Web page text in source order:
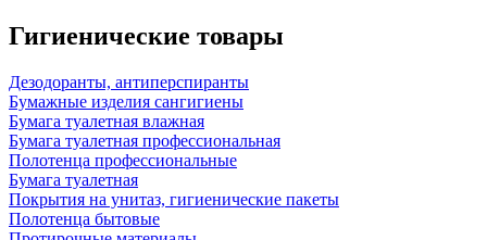
Гигиенические товары
Дезодоранты, антиперспиранты
Бумажные изделия сангигиены
Бумага туалетная влажная
Бумага туалетная профессиональная
Полотенца профессиональные
Бумага туалетная
Покрытия на унитаз, гигиенические пакеты
Полотенца бытовые